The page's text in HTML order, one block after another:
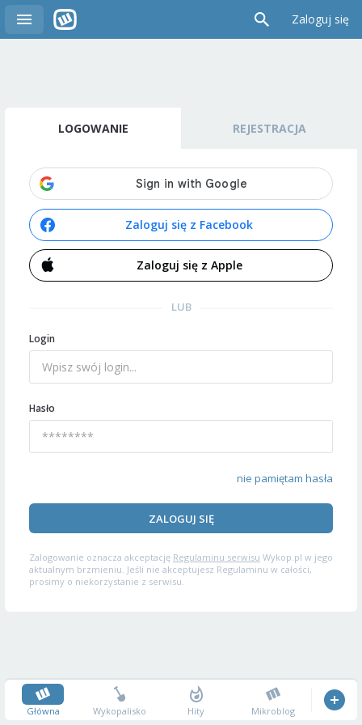
Zaloguj się
LOGOWANIE REJESTRACJA
Zaloguj się z Facebook
Zaloguj się z Apple
LUB
Login
Hasło
nie pamiętam hasła
ZALOGUJ SIĘ
Zalogowanie oznacza akceptację Regulaminu serwisu Wykop.pl w jego
aktualnym brzmieniu. Jeśli nie akceptujesz Regulaminu w całości,
prosimy o niekorzystanie z serwisu.
Główna Wykopalisko Hity Mikroblog